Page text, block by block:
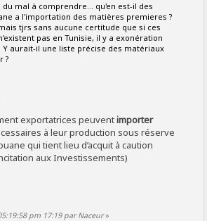
mal à comprendre... qu'en est-il des
a l'importation des matières premieres ?
tjrs sans aucune certitude que si ces
pas en Tunisie, il y a exonération
Y aurait-il une liste précise des matériaux
?
exportatrices peuventimporter
à leur production sous réserve
qui tient lieu d’acquit à caution
aux Investissements)
pm 17:19 par Naceur»